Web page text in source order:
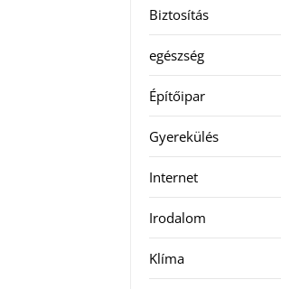
Biztosítás
egészség
Építőipar
Gyerekülés
Internet
Irodalom
Klíma